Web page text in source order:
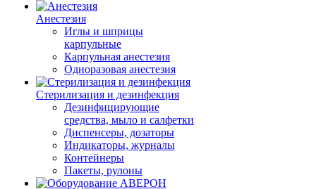
Анестезия
Иглы и шприцы
карпульные
Карпульная анестезия
Одноразовая анестезия
Стерилизация и дезинфекция
Дезинфицирующие
средства, мыло и салфетки
Диспенсеры, дозаторы
Индикаторы, журналы
Контейнеры
Пакеты, рулоны